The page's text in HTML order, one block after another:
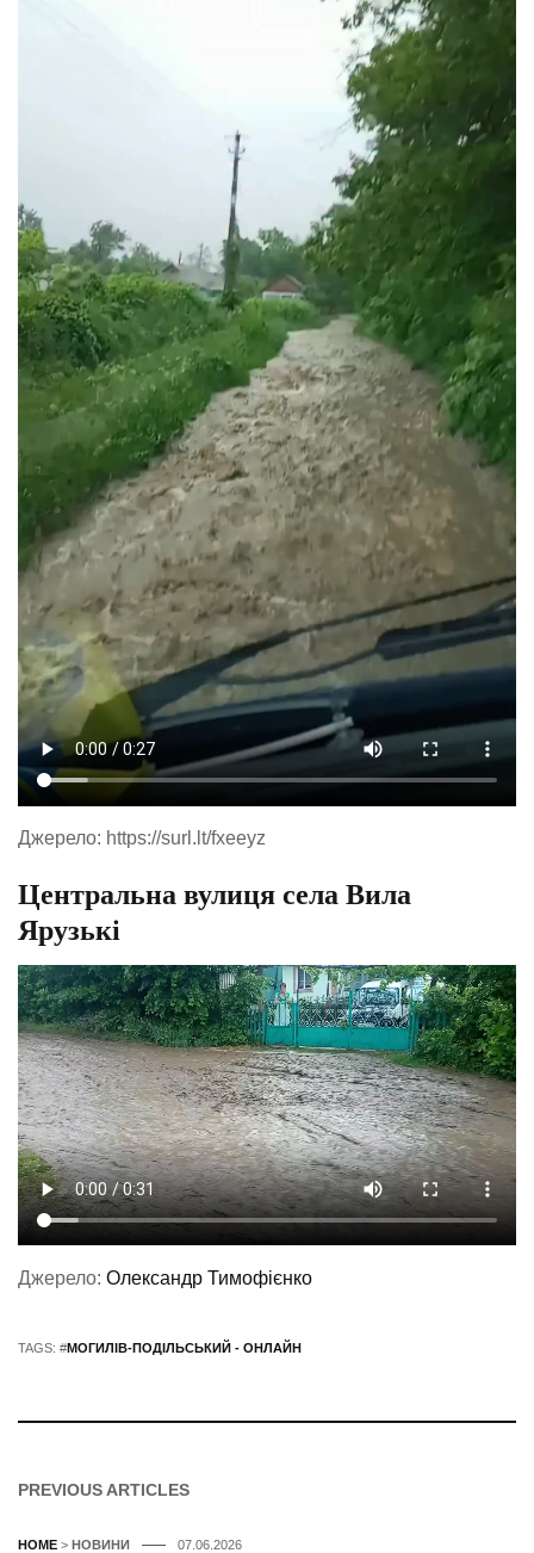
Джерело: https://surl.lt/fxeeyz
Центральна вулиця села Вила
Ярузькі
Джерело: Олександр Тимофієнко
TAGS: #МОГИЛІВ-ПОДІЛЬСЬКИЙ - ОНЛАЙН
PREVIOUS ARTICLES
HOME > НОВИНИ 07.06.2026